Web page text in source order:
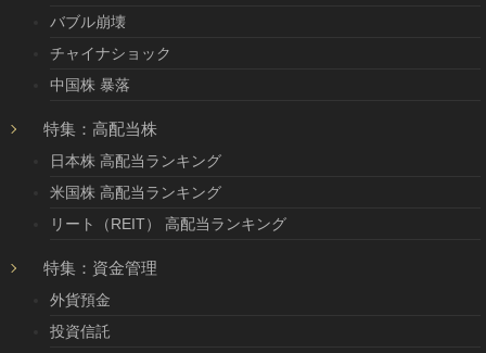
バブル崩壊
チャイナショック
中国株 暴落
特集：高配当株
日本株 高配当ランキング
米国株 高配当ランキング
リート（REIT） 高配当ランキング
特集：資金管理
外貨預金
投資信託